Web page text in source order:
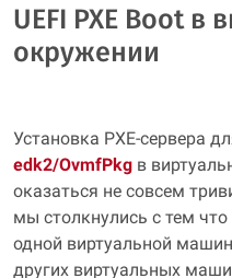
UEFI PXE Boot в
окружении
Установка PXE‑сервера
edk2/OvmfPkg в
оказаться не совсем
мы столкнулись с тем
одной виртуальной
других виртуальных